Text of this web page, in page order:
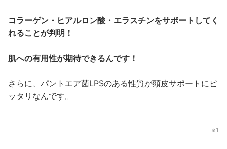
コラーゲン・ヒアルロン酸・エラスチンをサポートしてく
れることが判明！
肌への有用性が期待できるんです！
さらに、パントエア菌LPSのある性質が頭皮サポートにピ
ッタリなんです。
※1